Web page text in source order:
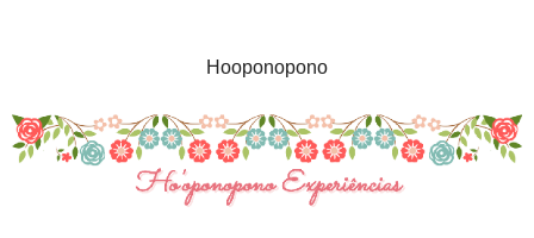
Hooponopono